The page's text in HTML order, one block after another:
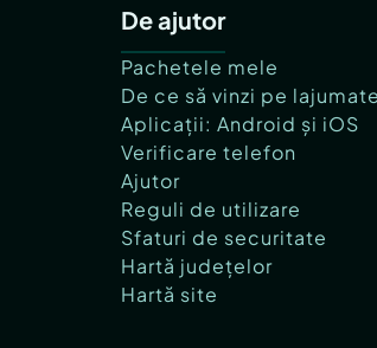
De ajutor
Pachetele mele
De ce să vinzi pe
Aplicații: Android și iOS
Verificare telefon
Ajutor
Reguli de utilizare
Sfaturi de securitate
Hartă județelor
Hartă site